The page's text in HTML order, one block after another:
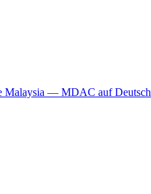
Malaysia — MDAC auf Deutsch